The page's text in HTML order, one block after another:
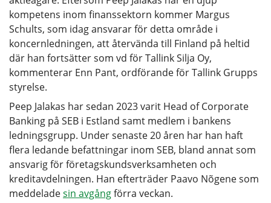
kompetens inom finanssektorn kommer Margus
Schults, som idag ansvarar för detta område i
koncernledningen, att återvända till Finland på heltid
där han fortsätter som vd för Tallink Silja Oy,
kommenterar Enn Pant, ordförande för Tallink Grupps
styrelse.
Peep Jalakas har sedan 2023 varit Head of Corporate
Banking på SEB i Estland samt medlem i bankens
ledningsgrupp. Under senaste 20 åren har han haft
flera ledande befattningar inom SEB, bland annat som
ansvarig för företagskundsverksamheten och
kreditavdelningen. Han efterträder Paavo Nõgene som
meddeladesin avgångförra veckan.